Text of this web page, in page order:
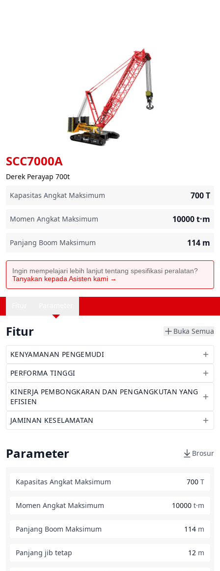
SCC7000A
Derek Perayap 700t
Kapasitas Angkat Maksimum
700T
Momen Angkat Maksimum 10000t·m
Panjang Boom Maksimum 114 m
Ingin mempelajari lebih lanjut tentang spesifikasi peralatan?
Tanyakan kepada Asisten kami →
Fitur Buka Semua
KENYAMANAN PENGEMUDI
PERFORMA TINGGI
KINERJA PEMBONGKARAN DAN PENGANGKUTAN YANG
EFISIEN
JAMINAN KESELAMATAN
Parameter Brosur
Kapasitas Angkat Maksimum 700 T
Momen Angkat Maksimum 10000 t·m
Panjang Boom Maksimum 114 m
Panjang jib tetap 12 m